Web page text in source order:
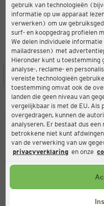
gebruik van technologieën
informatie op uw apparaat
verwerken) om uw
surf- en koopgedrag profielen
We delen individuele
mailadressen) met
Hieronder kunt u toestemming
analyse-, reclame- en
vereiste technologieën
toestemming omvat ook de
landen die geen niveau van
vergelijkbaar is met de EU. Als
overgedragen, kunnen de
analyseren. Er bestaat dus
betrokkene niet kunt
van de verwerking van uw
privacyverklaring en onze
4,3
LOCATIE SERVICES
Ernsting's
Kölnstr. 29, 52428
Gesloten
Servicenummer